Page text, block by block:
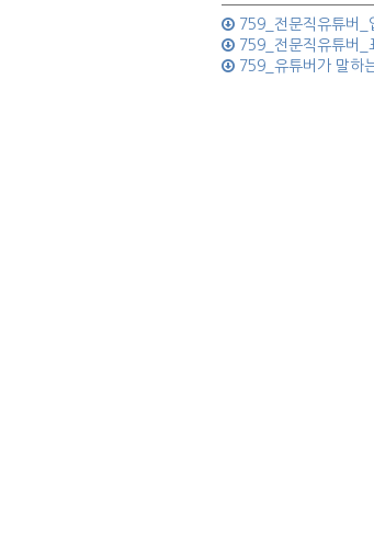
759_전문직유튜버_
759_전문직유튜버_
759_유튜버가 말하